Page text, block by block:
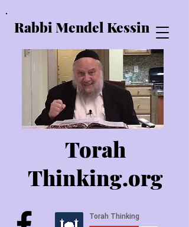
Rabbi Mendel Kessin
Torah
Thinking.org